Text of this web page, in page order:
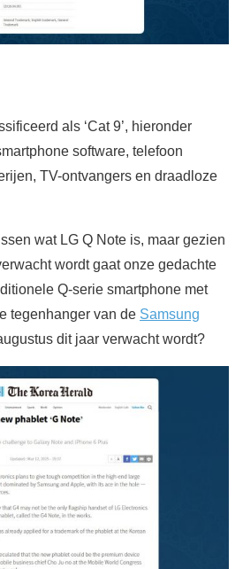
als ‘Cat 9’, hieronder
software, telefoon
TV-ontvangers en draadloze
wat LG Q Note is, maar gezien
wordt gaat onze gedachte
Q-serie smartphone met
tegenhanger van de Samsung
dit jaar verwacht wordt?